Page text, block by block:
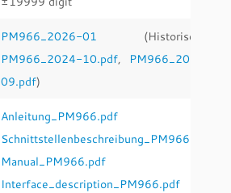
PM966_2026-01 (Historische:
PM966_2024-10.pdf,
PM966_2020-
09.pdf)
Anleitung_PM966.pdf
Schnittstellenbeschreibung_PM966.pdf
Manual_PM966.pdf
Interface_description_PM966.pdf